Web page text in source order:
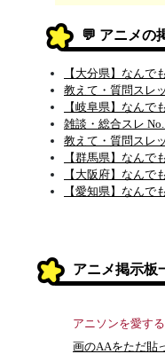
💬 アニメの
【大分県】なんで
教えて・質問スレ
【岐阜県】なんで
雑談・総合スレ
教えて・質問スレ
【群馬県】なんで
【大阪府】なんで
【愛知県】なんで
アニメ掲示板
アニソンを愛す
画のAAをただ貼